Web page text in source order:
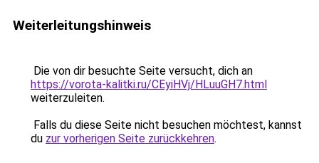
Weiterleitungshinweis
Die von dir besuchte Seite versucht, dich an
https://vorota-kalitki.ru/CEyiHVj/HLuuGH7.html
weiterzuleiten.
Falls du diese Seite nicht besuchen möchtest, kannst
du zur vorherigen Seite zurückkehren.